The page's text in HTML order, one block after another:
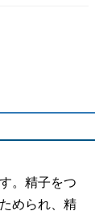
。精子をつ
められ、精